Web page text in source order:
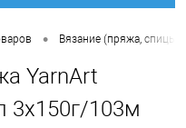
• Вязание (пряжа, спицы,
YarnArt
3x150г/103м